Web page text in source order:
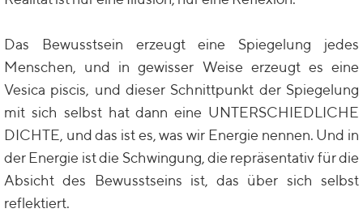
Das Bewusstsein erzeugt eine Spiegelung jedes
Menschen, und in gewisser Weise erzeugt es eine
Vesica piscis, und dieser Schnittpunkt der Spiegelung
mit sich selbst hat dann eine UNTERSCHIEDLICHE
DICHTE, und das ist es, was wir Energie nennen. Und in
der Energie ist die Schwingung, die repräsentativ für die
Absicht des Bewusstseins ist, das über sich selbst
reflektiert.